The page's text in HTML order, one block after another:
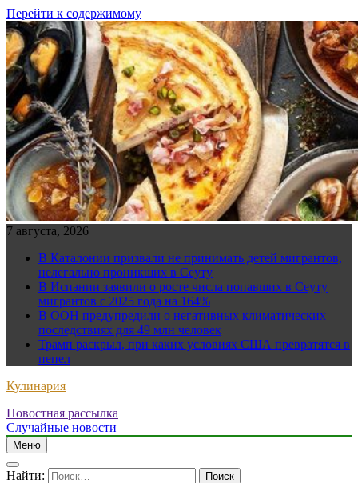
Перейти к содержимому
7 августа, 2026
В Каталонии призвали не принимать детей мигрантов,
нелегально проникших в Сеуту
В Испании заявили о росте числа попавших в Сеуту
мигрантов с 2025 года на 164%
В ООН предупредили о негативных климатических
последствиях для 49 млн человек
Трамп раскрыл, при каких условиях США превратятся в
пепел
Кулинария
Новостная рассылка
Случайные новости
Меню
Найти: